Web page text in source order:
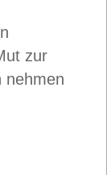
zur
nehmen